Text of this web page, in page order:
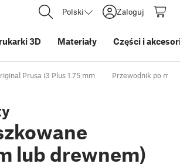
Polski Zaloguj
3D Materiały Części i
Prusa i3 Plus 1.75 mm Przewodnik po
lub drewnem)